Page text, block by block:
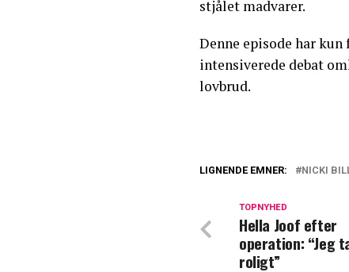
stjålet madvarer.
Denne episode har
intensiverede debat
lovbrud.
juice og karton
Så meget
LIGNENDE EMNER: NICKI
TOPNYHED
Hella Joof efter
operation: “Jeg
roligt”